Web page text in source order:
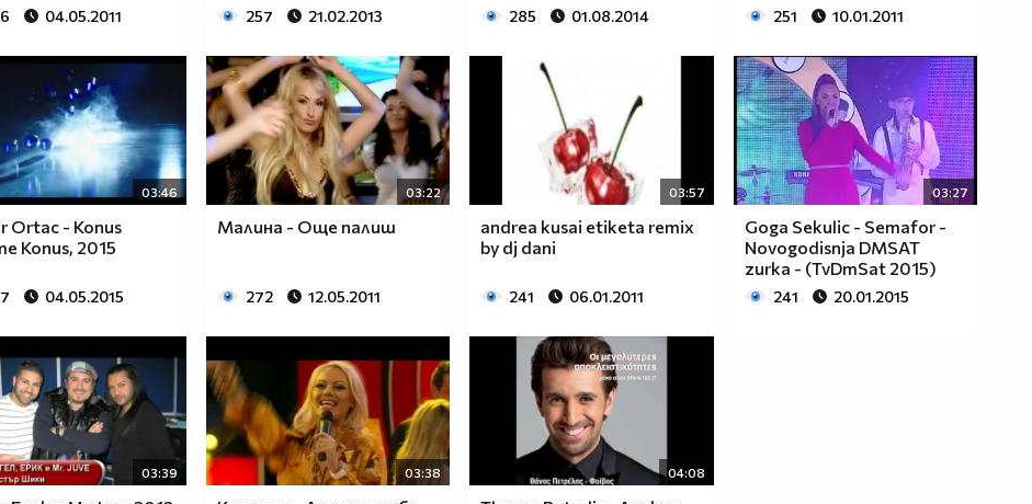
04.05.2011 257 21.02.2013 285 01.08.2014 251 10.01.2011
03:46
Ortac - Konus
Konus, 2015
04.05.2015
03:22
Малина - Още палиш
272 12.05.2011
03:57
andrea kusai etiketa remix
by dj dani
241 06.01.2011
03:27
Goga Sekulic - Semafor -
Novogodisnja DMSAT
zurka - (TvDmSat 2015)
241 20.01.2015
03:39 03:38 04:08